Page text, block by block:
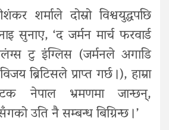
शर्माले दोस्रो विश्वयुद्धपछि
सुनाए, ‘द जर्मन मार्च फरवार्ड
टु इंग्लिस (जर्मनले अगाडि
ब्रिटिसले प्राप्त गर्छ ।), हाम्रा
नेपाल भ्रमणमा जान्छन्,
उति नै सम्बन्ध बिग्रिन्छ ।’